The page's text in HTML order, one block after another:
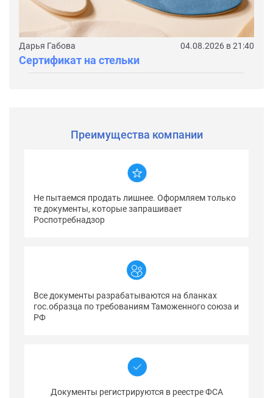
Дарья Габова 04.08.2026 в 21:40
Сертификат на стельки
Преимущества компании
Не пытаемся продать лишнее. Оформляем только
те документы, которые запрашивает
Роспотребнадзор
Все документы разрабатываются на бланках
гос.образца по требованиям Таможенного союза и
РФ
Документы регистрируются в реестре ФСА